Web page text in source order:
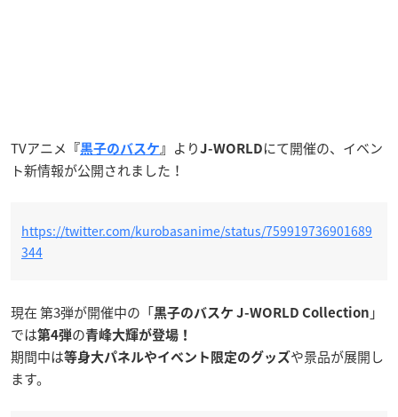
TVアニメ 『黒子のバスケ 』 より J-WORLD にて開催の、イベン
ト新情報が公開されました！
https://twitter.com/kurobasanime/status/759919736901689
344
現在 第3弾が開催中の「黒子のバスケ J-WORLD Collection 」
では第4弾の青峰大輝が登場！
期間中は等身大パネルやイベント限定のグッズや景品が展開し
ます。